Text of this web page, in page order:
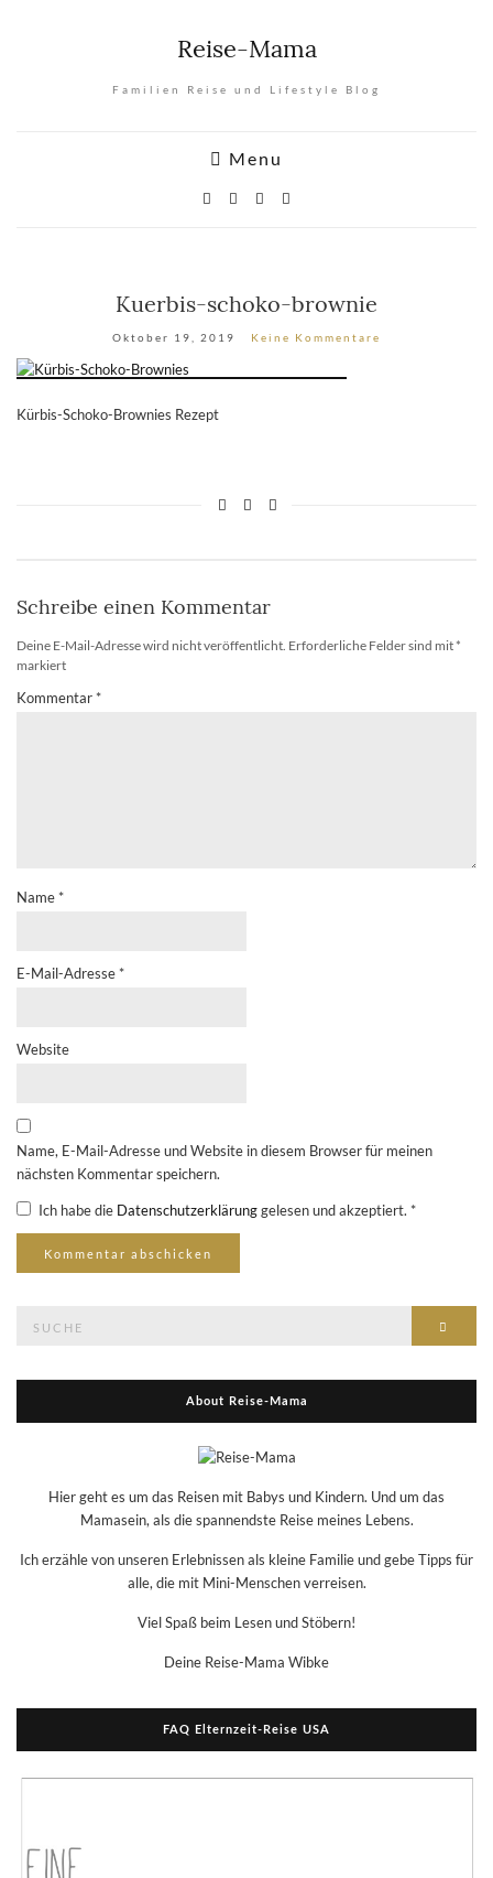
Reise-Mama
Familien Reise und Lifestyle Blog
Menu
Kuerbis-schoko-brownie
Oktober 19, 2019 Keine Kommentare
Kürbis-Schoko-Brownies Rezept
Schreibe einen Kommentar
Deine E-Mail-Adresse wird nicht veröffentlicht. Erforderliche Felder sind mit *
markiert
Kommentar *
Name *
E-Mail-Adresse *
Website
Name, E-Mail-Adresse und Website in diesem Browser für meinen
nächsten Kommentar speichern.
Ich habe die Datenschutzerklärunggelesen und akzeptiert. *
About Reise-Mama
Hier geht es um das Reisen mit Babys und Kindern. Und um das
Mamasein, als die spannendste Reise meines Lebens.
Ich erzähle von unseren Erlebnissen als kleine Familie und gebe Tipps für
alle, die mit Mini-Menschen verreisen.
Viel Spaß beim Lesen und Stöbern!
Deine Reise-Mama Wibke
FAQ Elternzeit-Reise USA